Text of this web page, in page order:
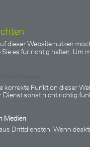
dieser Website nutzen
es für richtig halten. Um
korrekte Funktion dieser
Dienst sonst nicht richtig
Medien
Drittdiensten. Wenn